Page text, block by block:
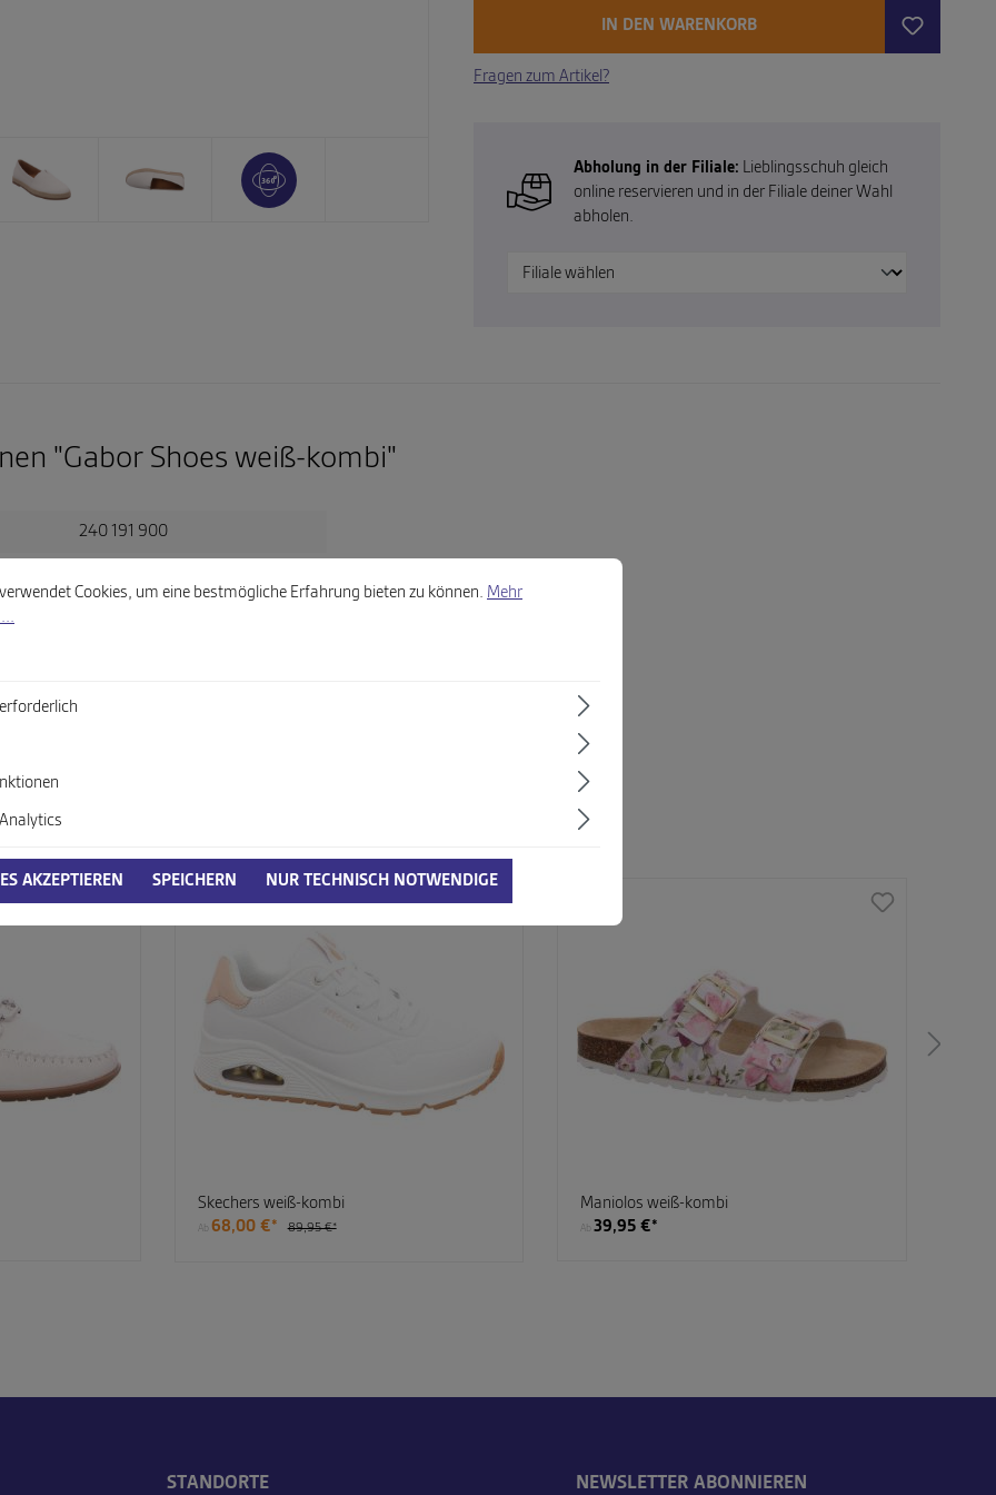
IN DEN WARENKORB
Fragen zum Artikel?
Abholung in der Filiale: Lieblingsschuh gleich
online reservieren und in der Filiale deiner Wahl
abholen.
"Gabor Shoes weiß-kombi"
GPSR)
240 191 900
%
Skechers weiß-kombi
Ab 68,00 €* 89,95 €*
Maniolos weiß-kombi
Ab39,95 €*
STANDORTE NEWSLETTER ABONNIEREN
Cookies, um eine bestmögliche Erfahrung bieten zu können.
Cookies, um eine bestmögliche Erfahrung bieten zu können. Mehr
erforderlich
AKZEPTIEREN SPEICHERN NUR TECHNISCH NOTWENDIGE